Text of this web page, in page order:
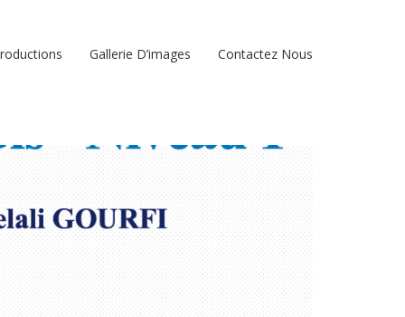
Gallerie D’images Contactez Nous